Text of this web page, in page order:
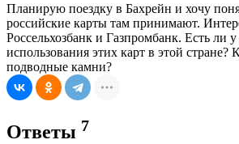
Планирую поездку в Бахрейн и хочу
российские карты там принимают.
Россельхозбанк и Газпромбанк. Есть ли
использования этих карт в этой стране?
подводные камни?
Ответы 7